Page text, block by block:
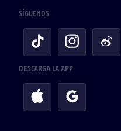
SÍGUENOS
DESCARGA LA APP